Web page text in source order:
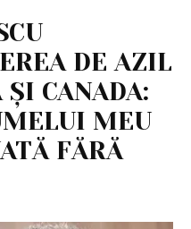
DE AZIL
CANADA:
MEU
FĂRĂ